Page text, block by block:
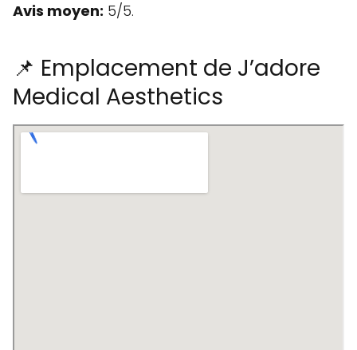
Avis moyen: 5/5.
📌 Emplacement de J’adore
Medical Aesthetics